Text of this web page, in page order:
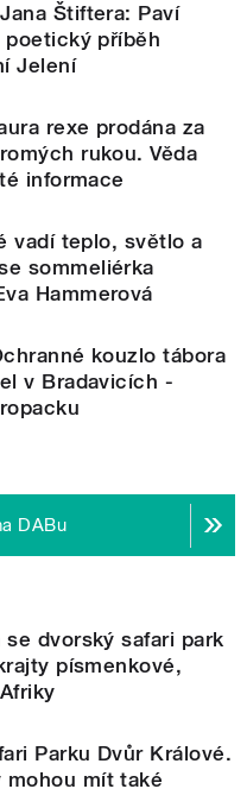
Štiftera: Paví
poetický příběh
Jelení
rexe prodána za
rukou. Věda
informace
vadí teplo, světlo a
sommeliérka
Hammerová
kouzlo tábora
v Bradavicích -
DABu
dvorský safari park
písmenkové,
Parku Dvůr Králové.
mohou mít také